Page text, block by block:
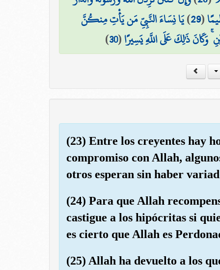
(
29
)يَا نِسَاءَ النَّبِيِّ مَن يَأْتِ مِنكُنَّ
ذَٰلِكَ عَلَى اللَّهِ يَسِيرًا(
30
)
(23) Entre los creyentes hay
compromiso con Allah,
otros esperan sin haber
(24) Para que Allah
castigue a los hipócritas si
es cierto que Allah es
(25) Allah ha devuelto a los